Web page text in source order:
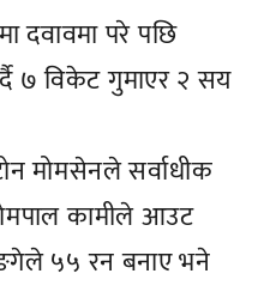
दवावमा परे पछि
७ विकेट गुमाएर २ सय
मोमसेनले सर्वाधीक
कामीले आउट
५५ रन बनाए भने